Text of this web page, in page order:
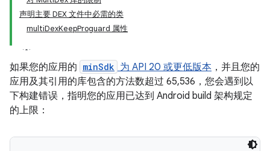
声明主要 DEX 文件中必需的类
multiDexKeepProguard 属性
如果您的应用的 minSdk 为 API 20 或更低版本 ，并且您的
应用及其引用的库包含的方法数超过 65,536，您会遇到以
下构建错误，指明您的应用已达到 Android build 架构规定
的上限：